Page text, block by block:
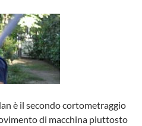
è il secondo cortometraggio
di macchina piuttosto